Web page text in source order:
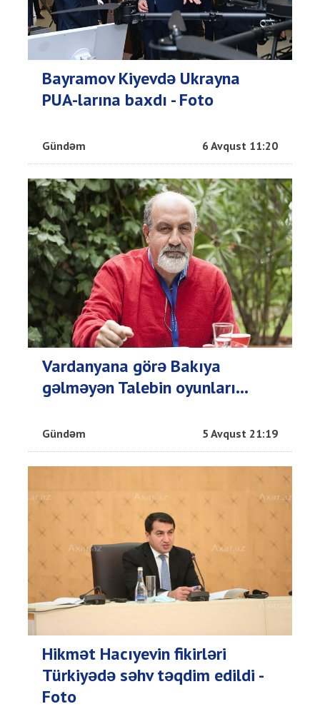
Bayramov Kiyevdə Ukrayna
PUA-larına baxdı - Foto
Gündəm 6 Avqust 11:20
Vardanyana görə Bakıya
gəlməyən Talebin oyunları...
Gündəm 5 Avqust 21:19
Hikmət Hacıyevin fikirləri
Türkiyədə səhv təqdim edildi -
Foto